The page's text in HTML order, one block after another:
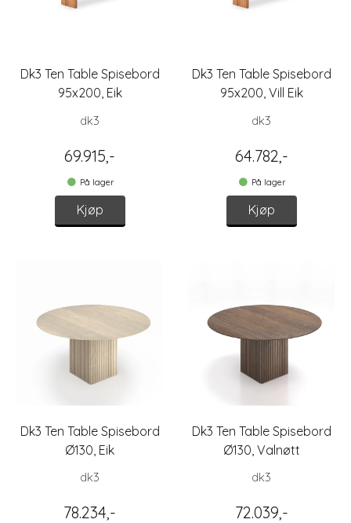
Dk3 Ten Table Spisebord
95x200, Eik
dk3
69.915,-
På lager
Kjøp
Dk3 Ten Table Spisebord
95x200, Vill Eik
dk3
64.782,-
På lager
Kjøp
Dk3 Ten Table Spisebord
Ø130, Eik
dk3
78.234,-
Dk3 Ten Table Spisebord
Ø130, Valnøtt
dk3
72.039,-